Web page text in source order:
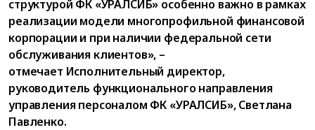
структурой ФК «УРАЛСИБ» особенно важно в рамках
реализации модели многопрофильной финансовой
корпорации и при наличии федеральной сети
обслуживания клиентов», –
отмечает Исполнительный директор,
руководитель функционального направления
управления персоналом ФК «УРАЛСИБ», Светлана
Павленко.